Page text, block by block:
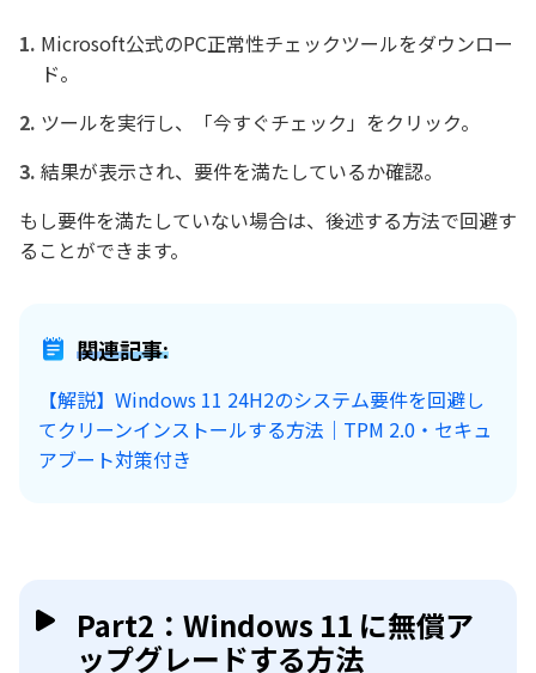
Microsoft公式のPC正常性チェックツールをダウンロー
ド。
ツールを実行し、「今すぐチェック」をクリック。
結果が表示され、要件を満たしているか確認。
もし要件を満たしていない場合は、後述する方法で回避す
ることができます。
関連記事:
【解説】Windows 11 24H2のシステム要件を回避し
てクリーンインストールする方法｜TPM 2.0・セキュ
アブート対策付き
Part2：Windows 11 に無償ア
ップグレードする方法